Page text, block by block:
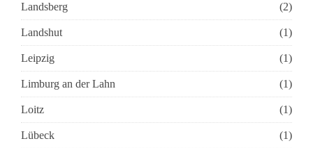
Landsberg (2)
Landshut (1)
Leipzig (1)
Limburg an der Lahn (1)
Loitz (1)
Lübeck (1)